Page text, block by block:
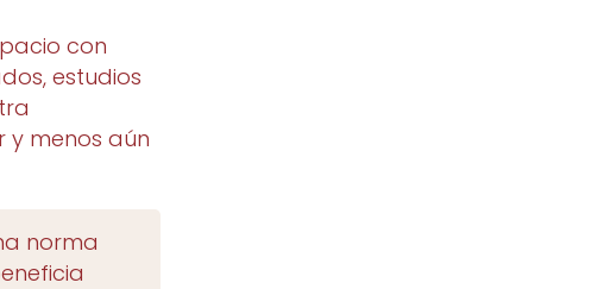
con
estudios
y menos aún
norma